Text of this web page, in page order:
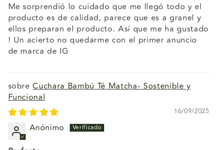
Me sorprendió lo cuidado que me llegó todo y el
producto es de calidad, parece que es a granel y
ellos preparan el producto. Así que me ha gustado
! Un acierto no quedarme con el primer anuncio
de marca de IG
Cuchara Bambú Té Matcha- Sostenible y
Funcional
16/09/2025
Anónimo